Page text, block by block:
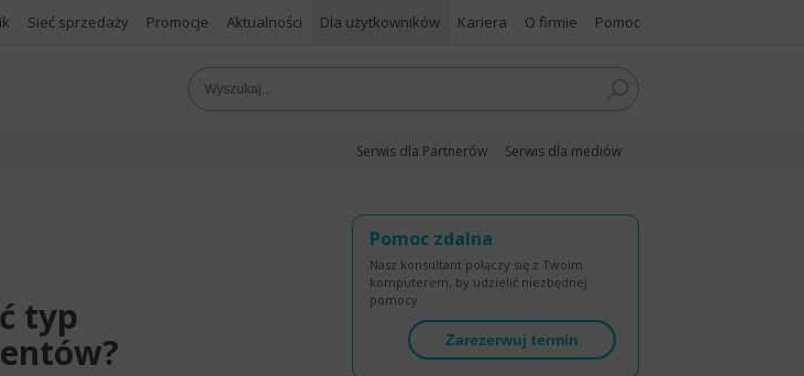
Sieć sprzedaży Promocje Aktualności Dla użytkowników Kariera O firmie Pomoc
Serwis dla Partnerów Serwis dla mediów
typ
Pomoc zdalna
Nasz konsultant połączy się z Twoim
komputerem, by udzielić niezbędnej
pomocy.
Zarezerwuj termin